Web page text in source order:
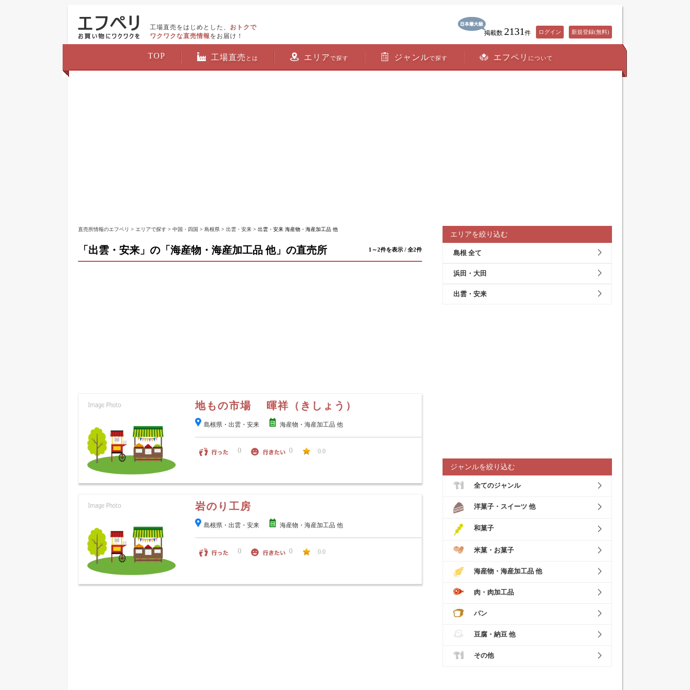
工場直売をはじめとした、 おトクで
ワクワクな直売情報 をお届け！ 掲載数 2131 件 ログイン 新規登録(無料)
TOP 工場直売 とは エリアで探す ジャンルで探す エフペリ について
直売所情報のエフペリ > エリアで探す > 中国・四国 > 島根県 > 出雲・安来 > 出雲・安来 海産物・海産加工品 他
「出雲・安来」の「海産物・海産加工品 他」の直売所 1～2件を表示 / 全2件
地もの市場 暉祥（きしょう）
島根県・出雲・安来 海産物・海産加工品 他
0 0 0.0
岩のり工房
島根県・出雲・安来 海産物・海産加工品 他
0 0 0.0
エリアを絞り込む
島根 全て
浜田・大田
出雲・安来
ジャンルを絞り込む
全てのジャンル
洋菓子・スイーツ 他
和菓子
米菓・お菓子
海産物・海産加工品 他
肉・肉加工品
パン
豆腐・納豆 他
その他